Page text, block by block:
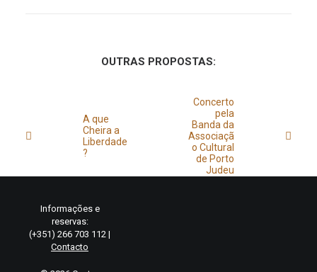
OUTRAS PROPOSTAS:
A que
Cheira a
Liberdade
?
Concerto
pela
Banda da
Associaçã
o Cultural
de Porto
Judeu
Informações e
reservas:
(+351) 266 703 112 |
Contacto